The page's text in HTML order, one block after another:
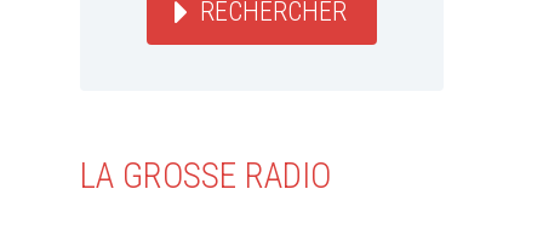
RECHERCHER
LA GROSSE RADIO